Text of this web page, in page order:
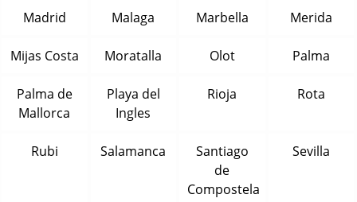
Madrid Malaga Marbella Merida
Mijas Costa Moratalla Olot Palma
Palma de
Mallorca
Playa del
Ingles
Rioja Rota
Rubi Salamanca
Santiago
de
Compostela
Sevilla